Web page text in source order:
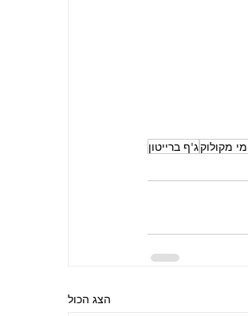
מקולוקג'ף ברייטון
הצג הכול